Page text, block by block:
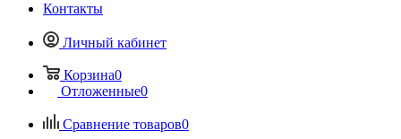
Контакты
Личный кабинет
Корзина0
Отложенные0
Сравнение товаров0